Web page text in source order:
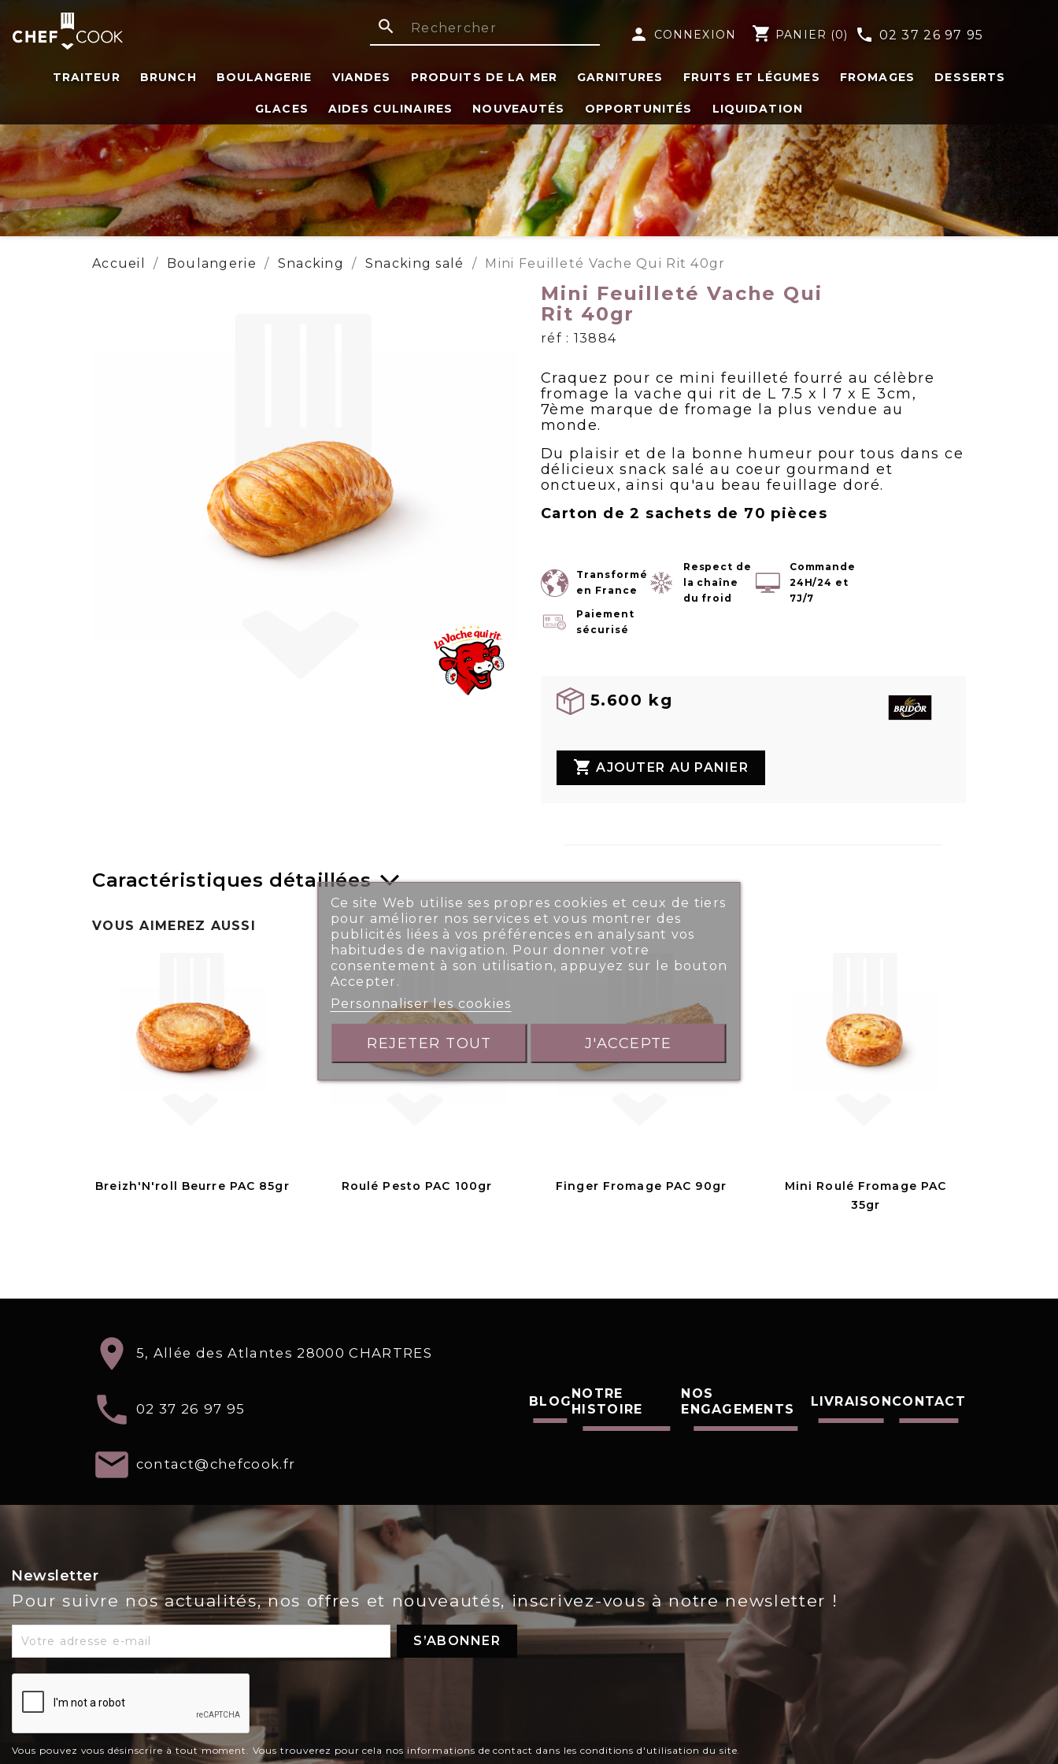
search person CONNEXION shopping_cart PANIER (0) phone 02 37 26 97 95
TRAITEUR BRUNCH BOULANGERIE VIANDES PRODUITS DE LA MER GARNITURES FRUITS ET LÉGUMES FROMAGES DESSERTS
GLACES AIDES CULINAIRES NOUVEAUTÉS OPPORTUNITÉS LIQUIDATION
Accueil Boulangerie Snacking Snacking salé Mini Feuilleté Vache Qui Rit 40gr
Mini Feuilleté Vache Qui
Rit 40gr
réf : 13884
Craquez pour ce mini feuilleté fourré au célèbre
fromage la vache qui rit de L 7.5 x l 7 x E 3cm,
7ème marque de fromage la plus vendue au
monde.
Du plaisir et de la bonne humeur pour tous dans ce
délicieux snack salé au coeur gourmand et
onctueux, ainsi qu'au beau feuillage doré.
Carton de 2 sachets de 70 pièces
Transformé
en France
Respect de
la chaîne
du froid
Commande
24H/24 et
7J/7
Paiement
sécurisé
5.600 kg
 AJOUTER AU PANIER
Caractéristiques détaillées
VOUS AIMEREZ AUSSI
Breizh'N'roll Beurre PAC 85gr Roulé Pesto PAC 100gr Finger Fromage PAC 90gr
Mini Roulé Fromage PAC
35gr
location_on 5, Allée des Atlantes 28000 CHARTRES
local_phone 02 37 26 97 95
email contact@chefcook.fr
BLOG
NOTRE
HISTOIRE
NOS
ENGAGEMENTS
LIVRAISONCONTACT
Newsletter
Pour suivre nos actualités, nos offres et nouveautés, inscrivez-vous à notre newsletter !
Vous pouvez vous désinscrire à tout moment. Vous trouverez pour cela nos informations de contact dans les conditions d'utilisation du site.
Ce site Web utilise ses propres cookies et ceux de tiers
pour améliorer nos services et vous montrer des
publicités liées à vos préférences en analysant vos
habitudes de navigation. Pour donner votre
consentement à son utilisation, appuyez sur le bouton
Accepter.
Personnaliser les cookies
REJETER TOUT J'ACCEPTE